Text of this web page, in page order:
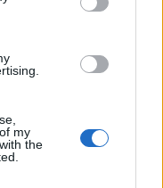
my
the
Λουξ όταν
το αγαπημένο
στο σπίτι.
εγώ την